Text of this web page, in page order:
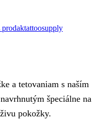
a tetovaniam s naším
špeciálne na
pokožky.